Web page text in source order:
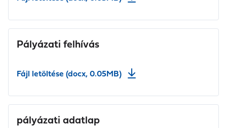
Pályázati felhívás
Fájl letöltése (docx, 0.05MB)
pályázati adatlap